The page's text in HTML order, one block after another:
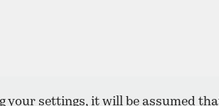
settings, it will be assumed